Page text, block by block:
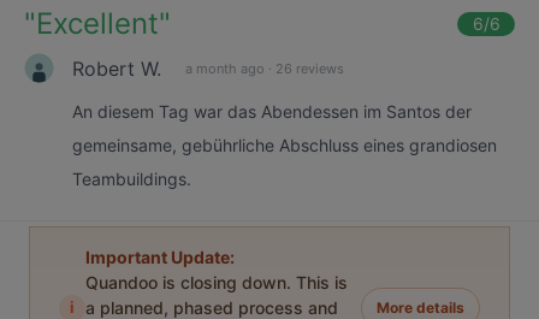
"Excellent" 6/6
Robert W. a month ago · 26 reviews
An diesem Tag war das Abendessen im Santos der
gemeinsame, gebührliche Abschluss eines grandiosen
Teambuildings.
i
Important Update:
Quandoo is closing down. This is
a planned, phased process and
More details